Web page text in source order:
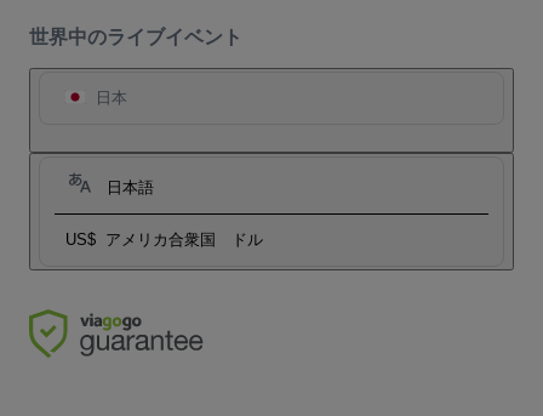
世界中のライブイベント
日本
日本語
US$ アメリカ合衆国 ドル